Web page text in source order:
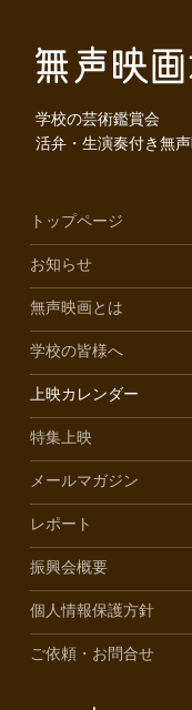
学校の芸術鑑賞会
活弁・生演奏付き無
トップページ
お知らせ
無声映画とは
学校の皆様へ
上映カレンダー
特集上映
メールマガジン
レポート
振興会概要
個人情報保護方針
ご依頼・お問合せ